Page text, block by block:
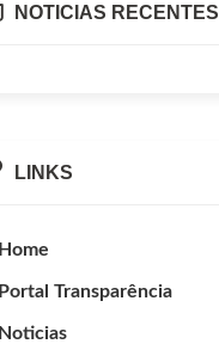
NOTICIAS RECENTES
LINKS
Home
Portal Transparência
Noticias